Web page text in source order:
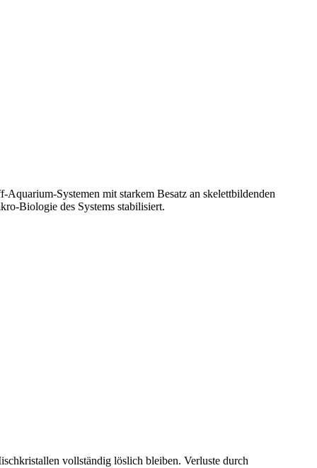
Systemen mit starkem Besatz an skelettbildenden
Biologie des Systems stabilisiert.
vollständig löslich bleiben. Verluste durch